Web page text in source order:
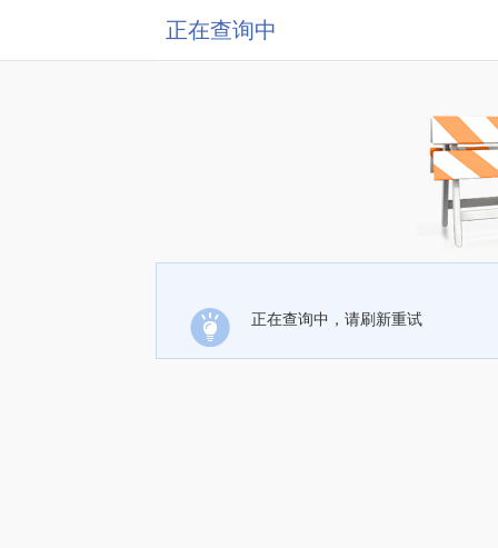
正在查询中
正在查询中，请刷新重试